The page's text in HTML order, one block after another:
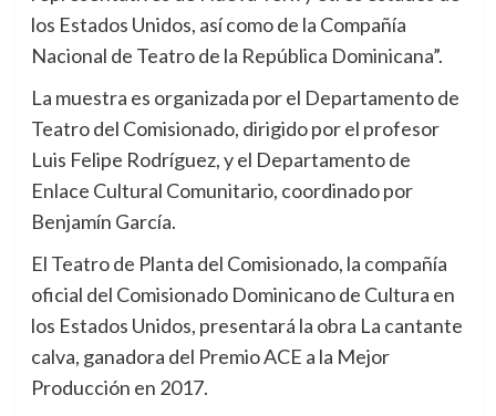
los Estados Unidos, así como de la Compañía
Nacional de Teatro de la República Dominicana”.
La muestra es organizada por el Departamento de
Teatro del Comisionado, dirigido por el profesor
Luis Felipe Rodríguez, y el Departamento de
Enlace Cultural Comunitario, coordinado por
Benjamín García.
El Teatro de Planta del Comisionado, la compañía
oficial del Comisionado Dominicano de Cultura en
los Estados Unidos, presentará la obra La cantante
calva, ganadora del Premio ACE a la Mejor
Producción en 2017.